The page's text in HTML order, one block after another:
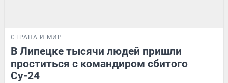
СТРАНА И МИР
В Липецке тысячи людей пришли
проститься с командиром сбитого
Су-24